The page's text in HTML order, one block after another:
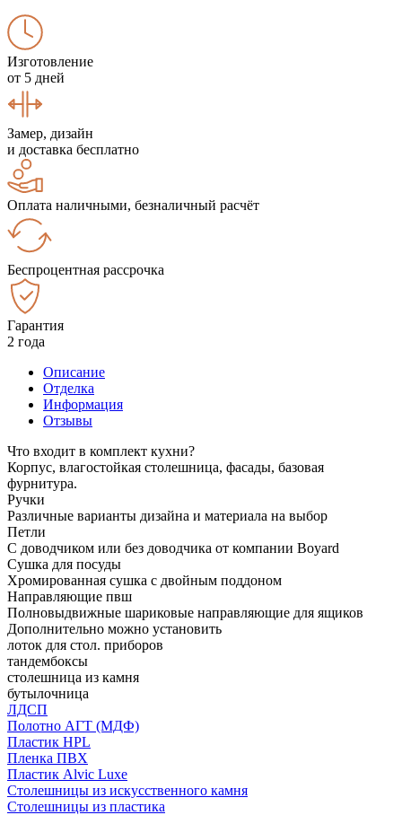
Изготовление
от 5 дней
Замер, дизайн
и доставка бесплатно
Оплата наличными, безналичный расчёт
Беспроцентная рассрочка
Гарантия
2 года
Описание
Отделка
Информация
Отзывы
Что входит в комплект кухни?
Корпус, влагостойкая столешница, фасады, базовая
фурнитура.
Ручки
Различные варианты дизайна и материала на выбор
Петли
С доводчиком или без доводчика от компании Boyard
Сушка для посуды
Хромированная сушка с двойным поддоном
Направляющие пвш
Полновыдвижные шариковые направляющие для ящиков
Дополнительно можно установить
лоток для стол. приборов
тандембоксы
столешница из камня
бутылочница
ЛДСП
Полотно АГТ (МДФ)
Пластик HPL
Пленка ПВХ
Пластик Alvic Luxe
Столешницы из искусственного камня
Столешницы из пластика